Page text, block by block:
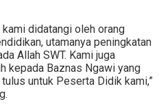
didatangi oleh orang
utamanya peningkatan
Allah SWT. Kami juga
kepada Baznas Ngawi yang
untuk Peserta Didik kami,”